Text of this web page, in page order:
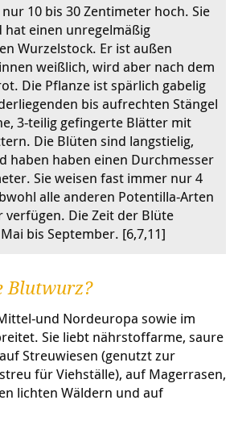
10 bis 30 Zentimeter hoch. Sie
einen unregelmäßig
Wurzelstock. Er ist außen
weißlich, wird aber nach dem
Die Pflanze ist spärlich gabelig
bis aufrechten Stängel
3-teilig gefingerte Blätter mit
Die Blüten sind langstielig,
haben haben einen Durchmesser
Sie weisen fast immer nur 4
alle anderen Potentilla-Arten
Die Zeit der Blüte
bis September. [6,7,11]
Blutwurz?
und Nordeuropa sowie im
Sie liebt nährstoffarme, saure
Streuwiesen (genutzt zur
für Viehställe), auf Magerrasen,
lichten Wäldern und auf